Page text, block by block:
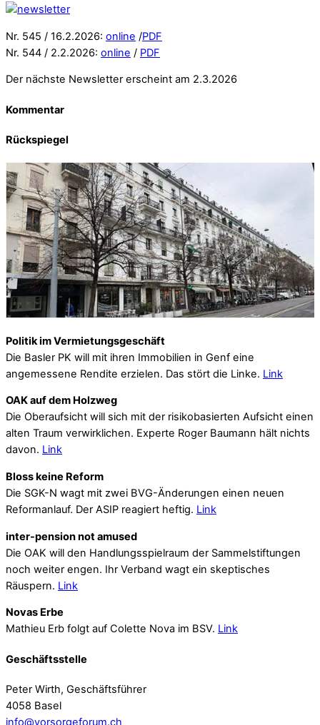
Nr. 545 / 16.2.2026: online /PDF
Nr. 544 / 2.2.2026: online / PDF
Der nächste Newsletter erscheint am 2.3.2026
Kommentar
Rückspiegel
Politik im Vermietungsgeschäft
Die Basler PK will mit ihren Immobilien in Genf eine
angemessene Rendite erzielen. Das stört die Linke. Link
OAK auf dem Holzweg
Die Oberaufsicht will sich mit der risikobasierten Aufsicht einen
alten Traum verwirklichen. Experte Roger Baumann hält nichts
davon. Link
Bloss keine Reform
Die SGK-N wagt mit zwei BVG-Änderungen einen neuen
Reformanlauf. Der ASIP reagiert heftig. Link
inter-pension not amused
Die OAK will den Handlungsspielraum der Sammelstiftungen
noch weiter engen. Ihr Verband wagt ein skeptisches
Räuspern. Link
Novas Erbe
Mathieu Erb folgt auf Colette Nova im BSV. Link
Geschäftsstelle
Peter Wirth, Geschäftsführer
4058 Basel
info@vorsorgeforum.ch